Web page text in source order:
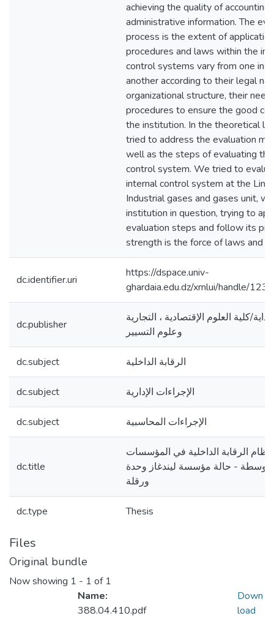
achieving the quality of accounting
administrative information. The
process is the extent of
procedures and laws within the
control systems vary from one
another according to their legal
organizational structure, their
procedures to ensure the good
the institution. In the theoretical
tried to address the evaluation
well as the steps of evaluating
control system. We tried to
internal control system at the
Industrial gases and gases unit,
institution in question, trying to
evaluation steps and follow its
strength is the force of laws and
dc.identifier.uri
https://dspace.univ-
ghardaia.edu.dz/xmlui/handle/
dc.publisher
كلية العلوم الإقتصادية ، التجارية
وعلوم التسيير
dc.subject الرقابة الداخلية
dc.subject الإجراءات الإدارية
dc.subject الإجراءات المحاسبية
dc.title
نظام الرقابة الداخلية في المؤسسات
- حالة مؤسسة ليندغاز وحدة
ورقلة
dc.type Thesis
Files
Original bundle
Now showing 1 - 1 of 1
Name:
388.04.410.pdf
Down
load